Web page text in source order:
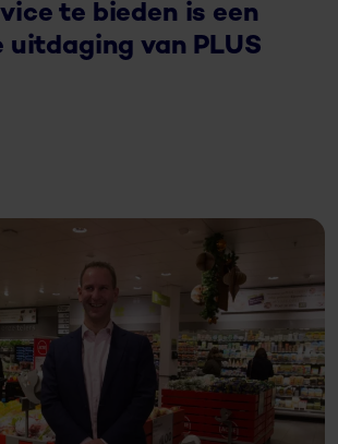
te bieden is een
uitdaging van PLUS